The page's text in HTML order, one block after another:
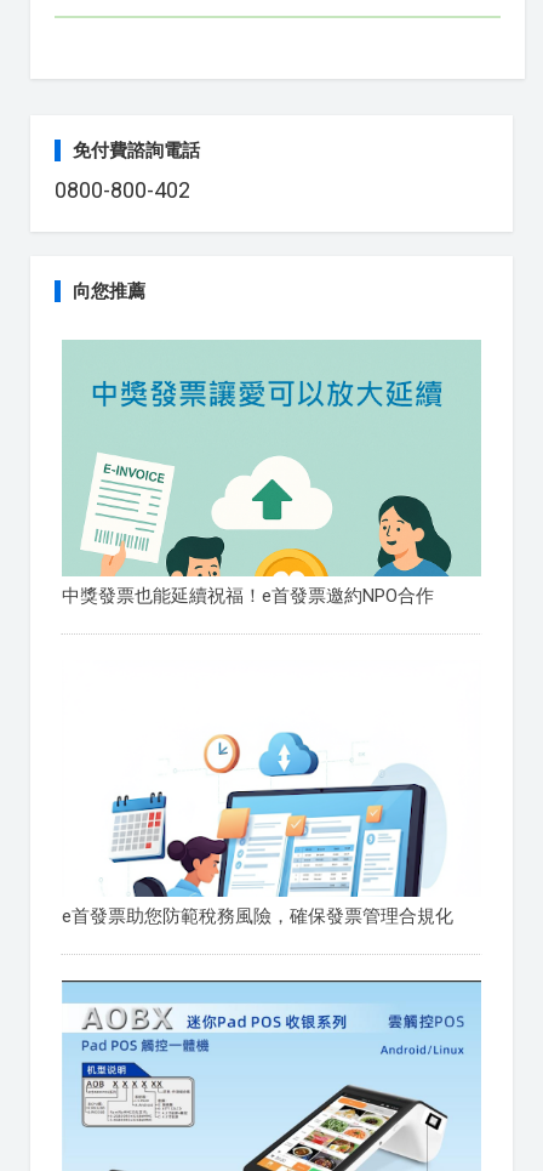
免付費諮詢電話
0800-800-402
向您推薦
中獎發票也能延續祝福！e首發票邀約NPO合作
e首發票助您防範稅務風險，確保發票管理合規化